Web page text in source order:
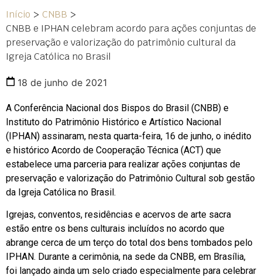
Início > CNBB >
CNBB e IPHAN celebram acordo para ações conjuntas de
preservação e valorização do patrimônio cultural da
Igreja Católica no Brasil
18 de junho de 2021
A Conferência Nacional dos Bispos do Brasil (CNBB) e
Instituto do Patrimônio Histórico e Artístico Nacional
(IPHAN) assinaram, nesta quarta-feira, 16 de junho, o inédito
e histórico Acordo de Cooperação Técnica (ACT) que
estabelece uma parceria para realizar ações conjuntas de
preservação e valorização do Patrimônio Cultural sob gestão
da Igreja Católica no Brasil.
Igrejas, conventos, residências e acervos de arte sacra
estão entre os bens culturais incluídos no acordo que
abrange cerca de um terço do total dos bens tombados pelo
IPHAN. Durante a cerimônia, na sede da CNBB, em Brasília,
foi lançado ainda um selo criado especialmente para celebrar